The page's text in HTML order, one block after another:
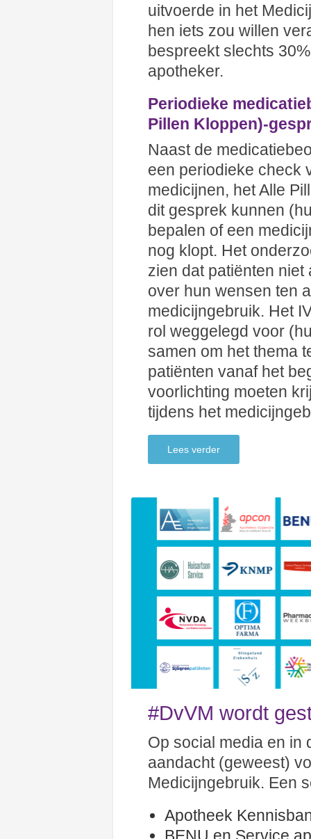
uitvoerde in het
hen iets zou willen
bespreekt slechts
apotheker.
Periodieke
Pillen Kloppen)-
Naast de
een periodieke check
medicijnen, het Alle
dit gesprek kunnen
bepalen of een
nog klopt. Het
zien dat patiënten
over hun wensen ten
medicijngebruik. Het
rol weggelegd voor
samen om het thema
patiënten vanaf het
voorlichting moeten
tijdens het
Lees verder
#DvVM wordt
Op social media en in
aandacht (geweest)
Medicijngebruik. Een
Apotheek